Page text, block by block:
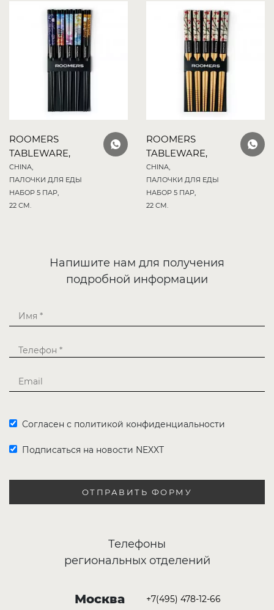
ROOMERS
TABLEWARE,
CHINA,
ПАЛОЧКИ ДЛЯ ЕДЫ
НАБОР 5 ПАР,
22 СМ.
ROOMERS
TABLEWARE,
CHINA,
ПАЛОЧКИ ДЛЯ ЕДЫ
НАБОР 5 ПАР,
22 СМ.
Напишите нам для получения
подробной информации
Согласен с политикой конфиденциальности
Подписаться на новости NEXXT
ОТПРАВИТЬ ФОРМУ
Телефоны
региональных отделений
Москва +7(495) 478-12-66